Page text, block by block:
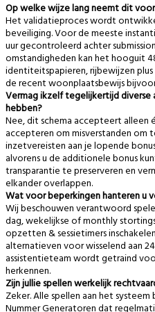
Op welke wijze lang neemt dit
Het validatieproces wordt
beveiliging. Voor de meeste
uur gecontroleerd achter
omstandigheden kan het hooguit
identiteitspapieren, rijbewijzen
de recent woonplaatsbewijs
Vermag ikzelf tegelijkertijd
hebben?
Nee, dit schema accepteert alleen
accepteren om misverstanden om
inzetvereisten aan je lopende
alvorens u de additionele bonus
transparantie te preserveren en
elkander overlappen.
Wat voor beperkingen hanteren u
Wij beschouwen verantwoord
dag, wekelijkse of monthly
opzetten & sessietimers
alternatieven voor wisselend aan
assistentieteam wordt getraind
herkennen.
Zijn jullie spellen werkelijk
Zeker. Alle spellen aan het